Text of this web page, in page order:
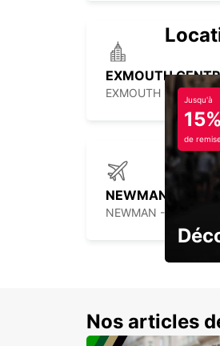
EXMOUTH
EXMOUTH -
NEWMAN
NEWMAN -
Jusqu'à
15%
de
Nos articles